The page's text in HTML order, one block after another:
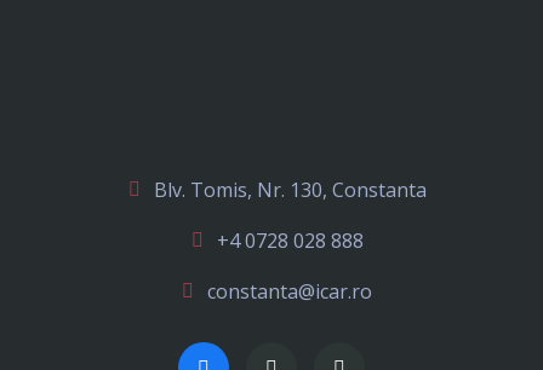
Blv. Tomis, Nr. 130, Constanta
+4 0728 028 888
constanta@icar.ro